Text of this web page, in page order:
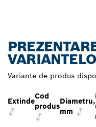
Variante de produs
Extinde
Cod
produs
Diametru,
mm